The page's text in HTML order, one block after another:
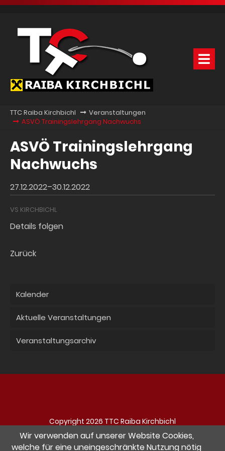
TTC Raiba Kirchbichl
Veranstaltungen
ASVÖ Trainingslehrgang Nachwuchs
ASVÖ Trainingslehrgang
Nachwuchs
27.12.2022–30.12.2022
VS KIRCHBICHL
Details folgen
Zurück
Kalender
Aktuelle Veranstaltungen
Veranstaltungsarchiv
Copyright 2026 TTC Raiba Kirchbichl
Navigation
überspringen
Impressum Datenschutz Kontakt
Wir verwenden auf unserer Website Cookies,
welche für eine uneingeschränkte Nutzung nötig